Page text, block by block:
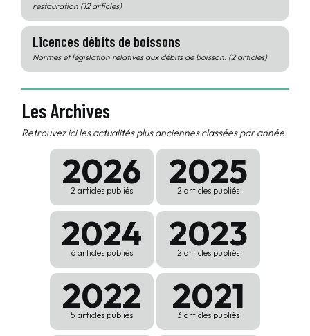
restauration (12 articles)
Licences débits de boissons
Normes et législation relatives aux débits de boisson. (2 articles)
Les Archives
Retrouvez ici les actualités plus anciennes classées par année.
2026
2 articles publiés 2025
2 articles publiés
2024
6 articles publiés 2023
2 articles publiés
2022
5 articles publiés 2021
3 articles publiés